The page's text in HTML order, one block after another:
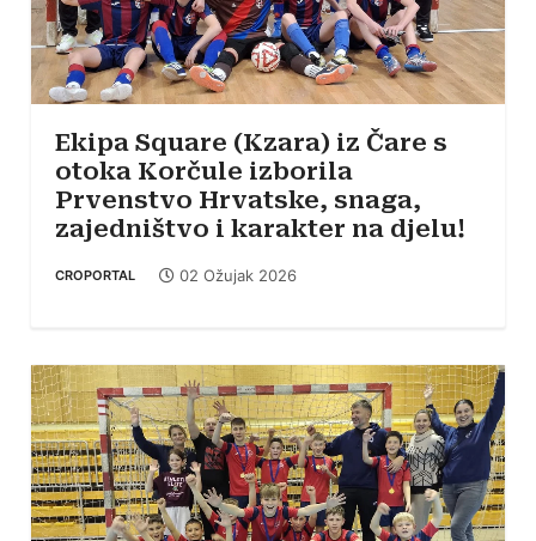
Ekipa Square (Kzara) iz Čare s
otoka Korčule izborila
Prvenstvo Hrvatske, snaga,
zajedništvo i karakter na djelu!
CROPORTAL 02 Ožujak 2026